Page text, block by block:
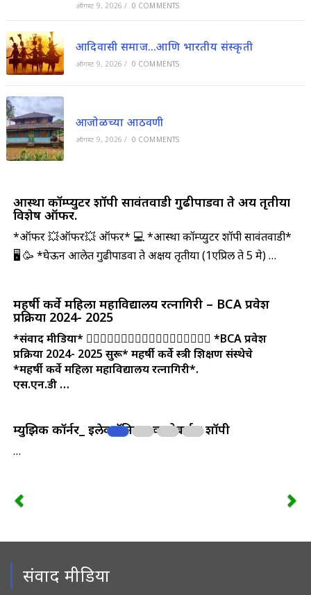
ऑगस्ट 9, 2026 / 0 COMMENTS
आदिवासी समाज…आणि भारतीय संस्कृती
ऑगस्ट 9, 2026 / 0 COMMENTS
आजोळच्या आठवणी
ऑगस्ट 9, 2026 / 0 COMMENTS
आस्था कॉम्प्युटर शॉपी सावंतवाडी गुढीपाडवा ते अक्षय तृतीया
विशेष ऑफर.
*ऑफर 💥ऑफर💥 ऑफर* 💻 *आस्था कॉम्प्युटर शॉपी सावंतवाडी*
🖥️ 🥳 *घेऊन आलेत गुढीपाडवा ते अक्षय तृतीया (1एप्रिल ते 5 मे) …
महर्षी कर्वे महिला महाविद्यालय रत्नागिरी – BCA प्रवेश
प्रक्रिया 2024- 2025
*संवाद मीडिया* 🤵‍♀🤵‍♀🤵‍♀🤵‍♀🤵‍♀🤵‍♀🤵‍♀🤵‍♀🤵‍♀ *BCA प्रवेश
प्रक्रिया 2024- 2025 सुरू*महर्षी कर्वे स्त्री शिक्षण संस्थेचे
*महर्षी कर्वे महिला महाविद्यालय रत्नागिरी*.
एस.एन.डी …
म्युझिक कॉर्नर_ इलेक्ट्रॉनिक्स व मोबाईल शॉपी
…
संवाद मीडिया